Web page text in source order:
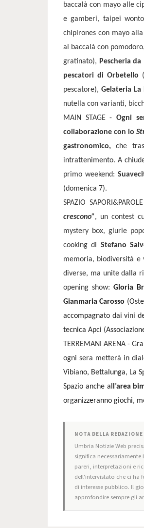
baccalà con mayo alle
e gamberi, taipei
chipirones con mayo
al baccalà con
gratinato), Pescheria
pescatori di Orbetello
pescatore),Gelateria La
nutella con varianti,
MAIN STAGE -Ogni
collaborazione con lo
gastronomico, che
intrattenimento. A
primo weekend:
(domenica 7).
SPAZIO
crescono”, un contest
mystery box, giurie
cooking di Stefano
memoria, biodiversità e
diverse, ma unite dalla
opening show: Gloria
Gianmaria Carosso
accompagnato dai vini
tecnica Apci
TERREMANI ARENA -
ogni sera metterà in
Vibiano, Bettalunga, La
Spazio anche al
l’area
organizzeranno giochi,
NOTA DELLA REDAZIONE
Umbria Notizie Web
significa
pareri, interpretazioni e
dell'intervistato che ci ha
di interesse pubblico. Il
approfondire sempre gli